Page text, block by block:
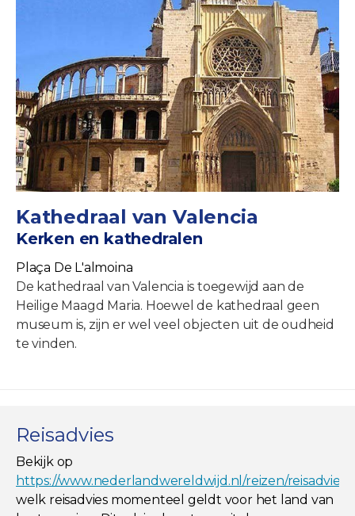
Kathedraal van Valencia
Kerken en kathedralen
Plaça De L'almoina
De kathedraal van Valencia is toegewijd aan de
Heilige Maagd Maria. Hoewel de kathedraal geen
museum is, zijn er wel veel objecten uit de oudheid
te vinden.
Reisadvies
Bekijk op
https://www.nederlandwereldwijd.nl/reizen/
welk reisadvies momenteel geldt voor het land van